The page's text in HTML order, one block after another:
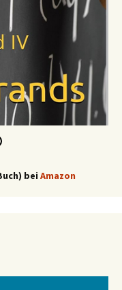
bei Amazon